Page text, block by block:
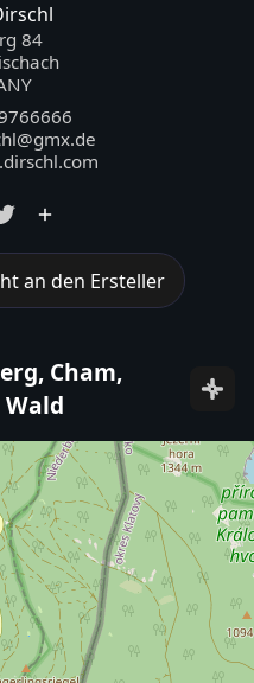
84
an den Ersteller
Cham,